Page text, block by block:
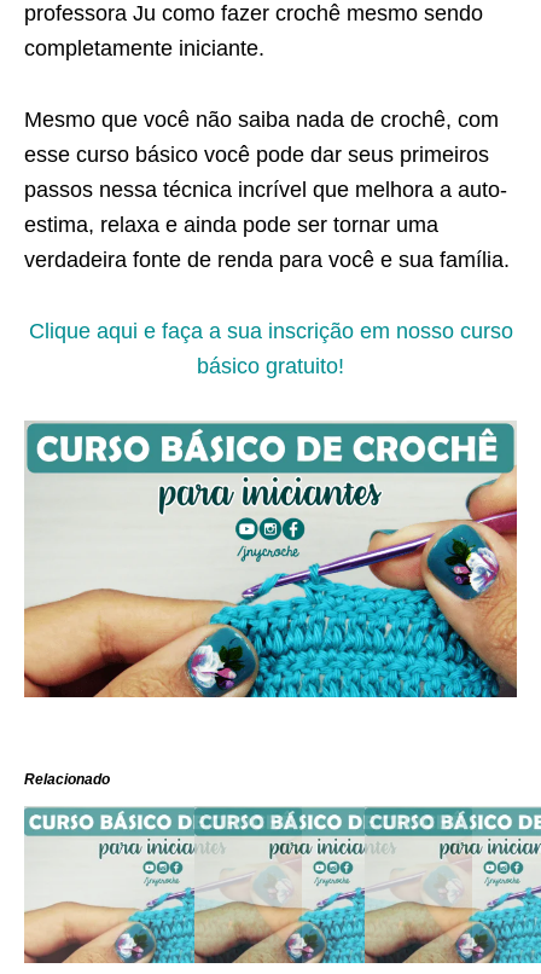
professora Ju como fazer crochê mesmo sendo
completamente iniciante.
Mesmo que você não saiba nada de crochê, com
esse curso básico você pode dar seus primeiros
passos nessa técnica incrível que melhora a auto-
estima, relaxa e ainda pode ser tornar uma
verdadeira fonte de renda para você e sua família.
Clique aqui e faça a sua inscrição em nosso curso
básico gratuito!
Relacionado